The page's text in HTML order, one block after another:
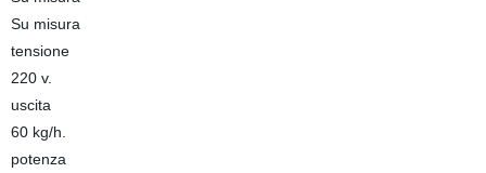
Su misura
tensione
220 v.
uscita
60 kg/h.
potenza